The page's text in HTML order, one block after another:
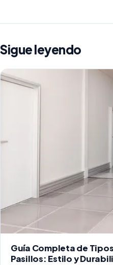
Sigue leyendo
Guía Completa de
Pasillos: Estilo y